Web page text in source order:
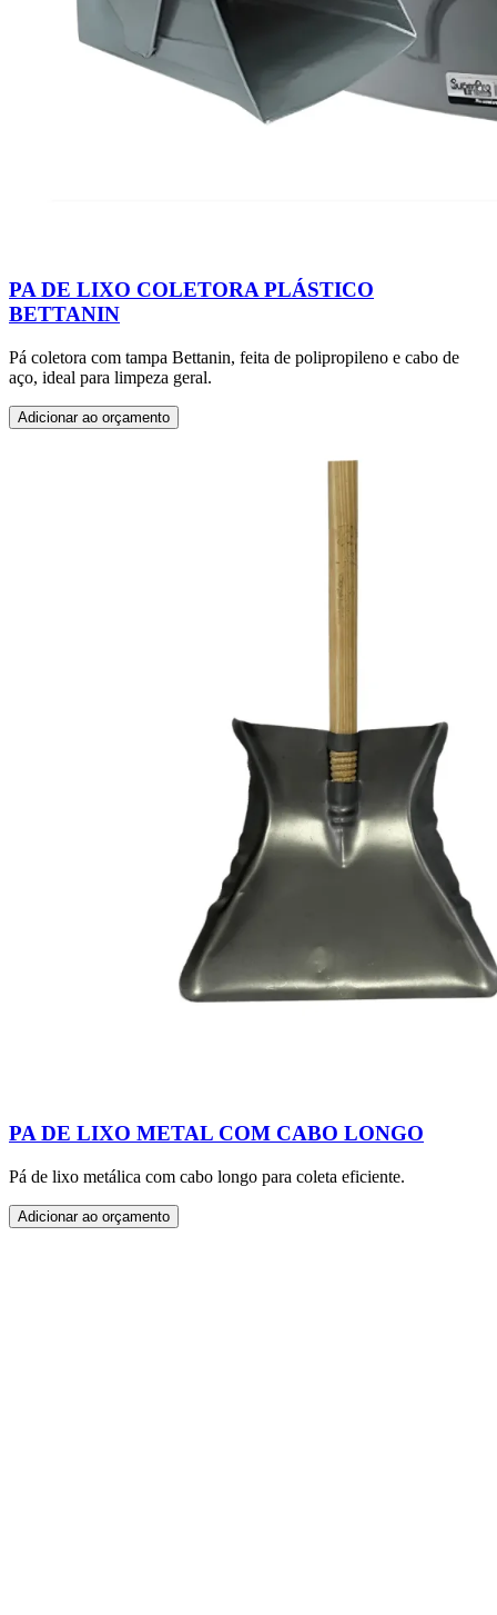
PA DE LIXO COLETORA PLÁSTICO
BETTANIN
Pá coletora com tampa Bettanin, feita de polipropileno e cabo de
aço, ideal para limpeza geral.
Adicionar ao orçamento
PA DE LIXO METAL COM CABO LONGO
Pá de lixo metálica com cabo longo para coleta eficiente.
Adicionar ao orçamento